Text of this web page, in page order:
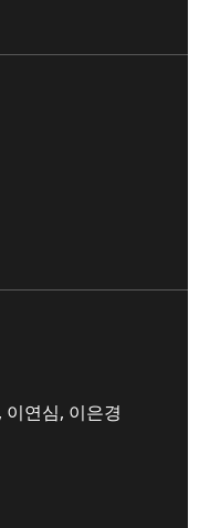
연심, 이은경